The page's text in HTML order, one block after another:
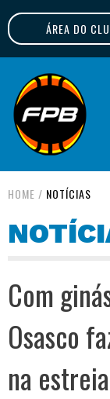
ÁREA DO
FPB
HOME / NOTÍCIAS
Com
Osasco
na